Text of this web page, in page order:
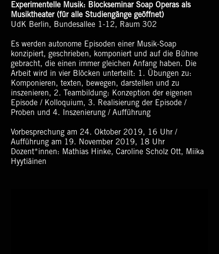
Experimentelle Musik: Blockseminar Soap Operas als
Musiktheater (für alle Studiengänge geöffnet)
UdK Berlin, Bundesallee 1-12, Raum 302
Es werden autonome Episoden einer Musik-Soap
konzipiert, geschrieben, komponiert und auf die Bühne
gebracht, die einen immer gleichen Anfang haben. Die
Arbeit wird in vier Blöcken unterteilt: 1. Übungen zu:
Komponieren, texten, bewegen, darstellen und zu
inszenieren, 2. Teambildung: Konzeption der eigenen
Episode / Kolloquium, 3. Realisierung der Episode /
Proben und 4. Inszenierung / Aufführung
Vorbesprechung am 24. Oktober 2019, 16 Uhr /
Aufführung am 19. November 2019, 18 Uhr
Dozent*innen: Mathias Hinke, Caroline Scholz Ott, Miika
Hyytiäinen